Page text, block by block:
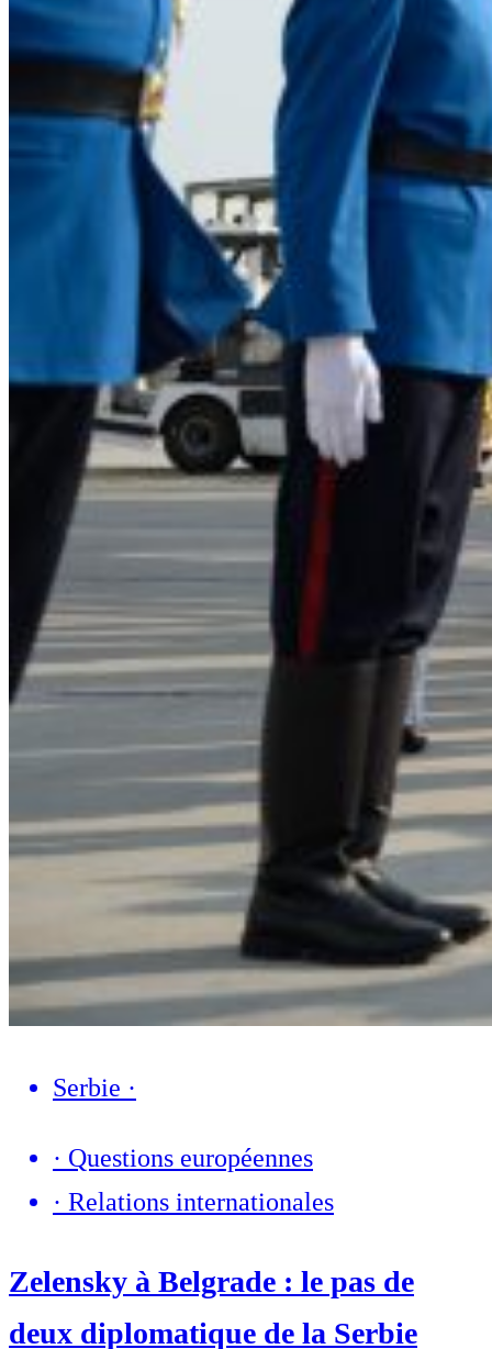
Serbie ·
· Questions européennes
· Relations internationales
Zelensky à Belgrade : le pas de
deux diplomatique de la Serbie